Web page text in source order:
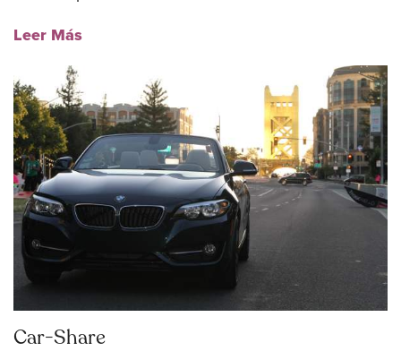
Leer Más
Car-Share